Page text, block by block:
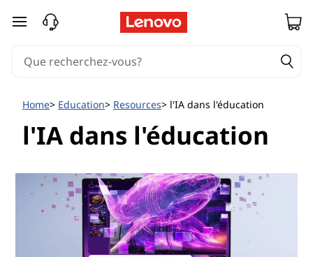
passer au contenu principal
Home Education Resources l'IA dans l'éducation
l'IA dans l'éducation